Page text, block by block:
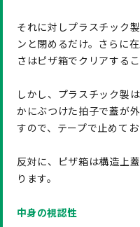
それに対しプラスチック
ンと閉めるだけ。さらに
さはピザ箱でクリアする
しかし、プラスチック製
かにぶつけた拍子で蓋が
すので、テープで止めて
反対に、ピザ箱は構造上
ります。
中身の視認性